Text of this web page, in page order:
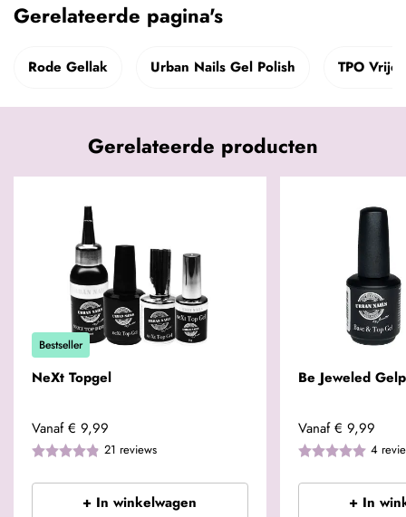
Gerelateerde pagina's
Rode Gellak Urban Nails Gel Polish TPO Vrije
Gerelateerde producten
Bestseller
NeXt Topgel
Vanaf € 9,99
21 reviews
+ In winkelwagen
Be Jeweled
Vanaf € 9,99
4
+ In